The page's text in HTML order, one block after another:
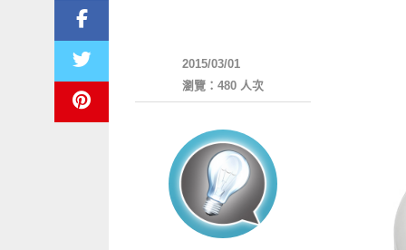
2015/03/01
瀏覽：480 人次